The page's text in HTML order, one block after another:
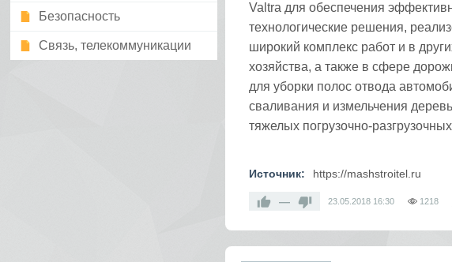
Безопасность
Связь, телекоммуникации
Valtra для обеспечения
технологические решения,
широкий комплекс работ и в
хозяйства, а также в сфере
для уборки полос отвода
сваливания и измельчения
тяжелых погрузочно-
Источник: https://mashstroitel.ru
— 23.05.2018 16:30 1218